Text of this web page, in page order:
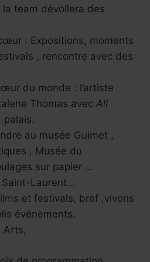
team dévoilera des
: Expositions, moments
, rencontre avec des
du monde : l’artiste
Thomas avec All
palais.
au musée Guimet ,
, Musée du
sur papier …
Saint-Laurent…
et festivals, bref ,vivons
événements.
Arts,